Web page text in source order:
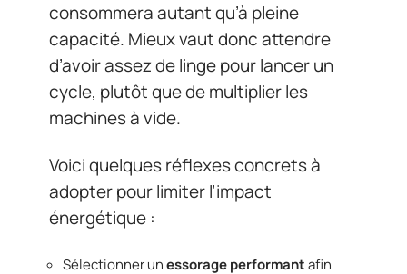
consommera autant qu’à pleine
capacité. Mieux vaut donc attendre
d’avoir assez de linge pour lancer un
cycle, plutôt que de multiplier les
machines à vide.
Voici quelques réflexes concrets à
adopter pour limiter l’impact
énergétique :
Sélectionner unessorage performantafin